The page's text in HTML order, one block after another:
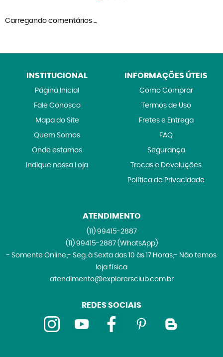
Carregando comentários ...
INSTITUCIONAL
Página Inicial
Fale Conosco
Mapa do Site
Quem Somos
Onde estamos
Indique nossa Loja
INFORMAÇÕES ÚTEIS
Como Comprar
Termos de Uso
Fretes e Entrega
FAQ
Segurança
Trocas e Devoluções
Política de Privacidade
ATENDIMENTO
(11)99415-2887
(11)99415-2887 (WhatsApp)
- Somente Online;- Seg. à Sexta das 10 às 17 Horas;- Não temos
loja física
atendimento@explorersclub.com.br
REDES SOCIAIS